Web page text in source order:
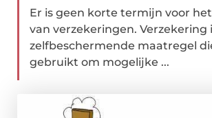
Er is geen korte termijn voor
van verzekeringen. Verzekering
zelfbeschermende maatregel
gebruikt om mogelijke ...